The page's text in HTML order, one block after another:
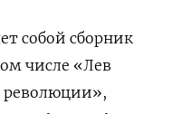
собой сборник
числе «Лев
революции»,